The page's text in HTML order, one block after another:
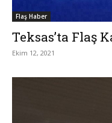
Flaş Haber
Teksas’ta Flaş
Ekim 12, 2021